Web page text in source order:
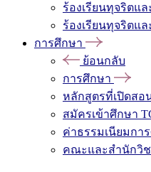
ร้องเรียนทุจริตแ
ร้องเรียนทุจริตแ
การศึกษา
ย้อนกลับ
การศึกษา
หลักสูตรที่เปิดสอ
สมัครเข้าศึกษา
ค่าธรรมเนียมกา
คณะและสำนักวิ